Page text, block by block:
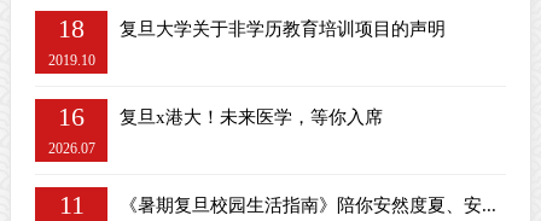
18
2019.10
复旦大学关于非学历教育培训项目的声明
16
2026.07
复旦x港大！未来医学，等你入席
11 《暑期复旦校园生活指南》陪你安然度夏、安...